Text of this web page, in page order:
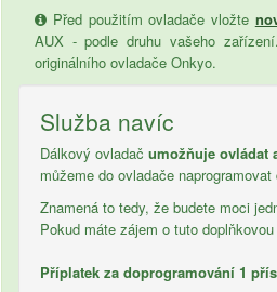
Před použitím ovladače vložte
AUX - podle druhu vašeho
originálního ovladače Onkyo.
Služba navíc
Dálkový ovladač umožňuje ovládat
můžeme do ovladače
Znamená to tedy, že budete moci
Pokud máte zájem o tuto
Příplatek za doprogramování 1